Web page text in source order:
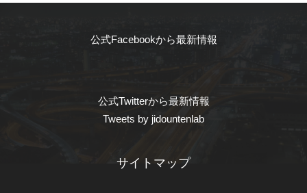
公式Facebookから最新情報
公式Twitterから最新情報
Tweets by jidountenlab
サイトマップ